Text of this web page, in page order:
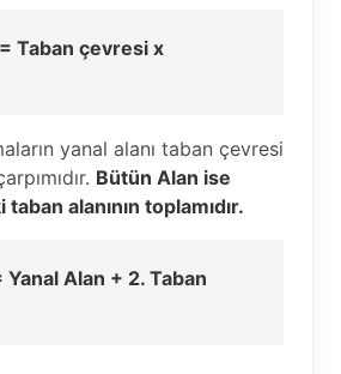
Taban çevresi x
yanal alanı taban çevresi
Bütün Alan ise
alanının toplamıdır.
Alan + 2. Taban